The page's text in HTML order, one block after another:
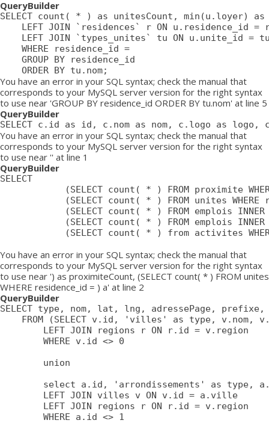
QueryBuilder
SELECT count( * ) as unitesCount, min(u.loyer) as
	ORDER BY tu.nom;
You have an error in your SQL syntax; check the manual that
corresponds to your MySQL server version for the right syntax
to use near 'GROUP BY residence_id ORDER BY tu.nom' at line 5
QueryBuilder
SELECT c.id as id, c.nom as nom, c.logo as
You have an error in your SQL syntax; check the manual that
corresponds to your MySQL server version for the right syntax
to use near '' at line 1
QueryBuilder
SELECT
You have an error in your SQL syntax; check the manual that
corresponds to your MySQL server version for the right syntax
to use near ') as proximiteCount, (SELECT count( * ) FROM unites
WHERE residence_id = ) a' at line 2
QueryBuilder
SELECT type, nom, lat, lng, adressePage, prefixe,